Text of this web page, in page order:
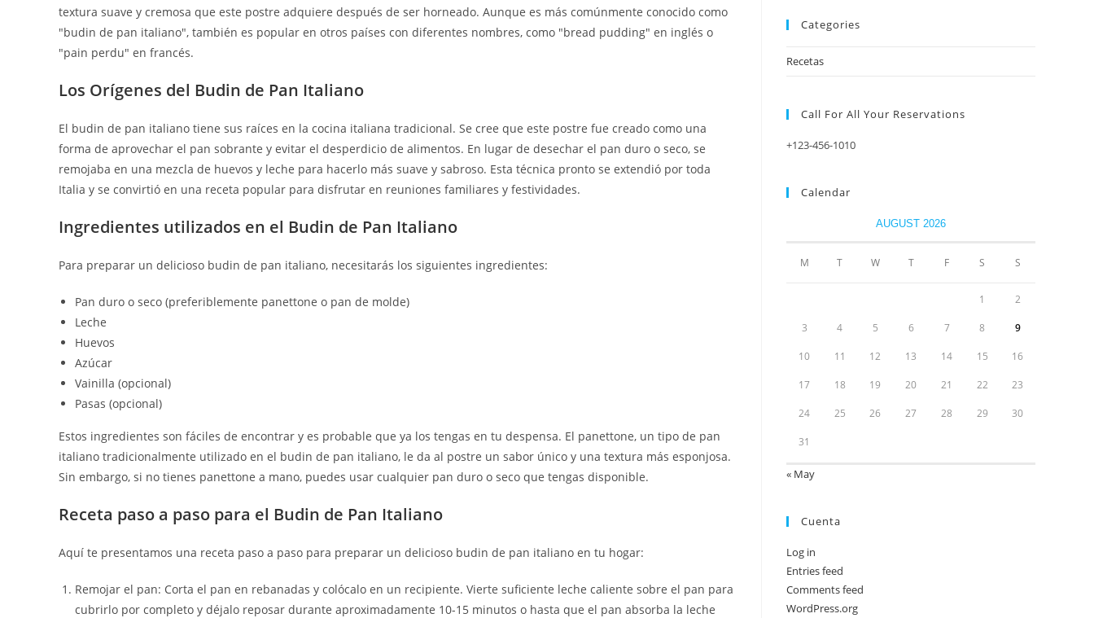
textura suave y cremosa que este postre adquiere después de ser horneado. Aunque es más comúnmente conocido como
"budin de pan italiano", también es popular en otros países con diferentes nombres, como "bread pudding" en inglés o
"pain perdu" en francés.
Los Orígenes del Budin de Pan Italiano
El budin de pan italiano tiene sus raíces en la cocina italiana tradicional. Se cree que este postre fue creado como una
forma de aprovechar el pan sobrante y evitar el desperdicio de alimentos. En lugar de desechar el pan duro o seco, se
remojaba en una mezcla de huevos y leche para hacerlo más suave y sabroso. Esta técnica pronto se extendió por toda
Italia y se convirtió en una receta popular para disfrutar en reuniones familiares y festividades.
Ingredientes utilizados en el Budin de Pan Italiano
Para preparar un delicioso budin de pan italiano, necesitarás los siguientes ingredientes:
Pan duro o seco (preferiblemente panettone o pan de molde)
Leche
Huevos
Azúcar
Vainilla (opcional)
Pasas (opcional)
Estos ingredientes son fáciles de encontrar y es probable que ya los tengas en tu despensa. El panettone, un tipo de pan
italiano tradicionalmente utilizado en el budin de pan italiano, le da al postre un sabor único y una textura más esponjosa.
Sin embargo, si no tienes panettone a mano, puedes usar cualquier pan duro o seco que tengas disponible.
Receta paso a paso para el Budin de Pan Italiano
Aquí te presentamos una receta paso a paso para preparar un delicioso budin de pan italiano en tu hogar:
Remojar el pan: Corta el pan en rebanadas y colócalo en un recipiente. Vierte suficiente leche caliente sobre el pan para
cubrirlo por completo y déjalo reposar durante aproximadamente 10-15 minutos o hasta que el pan absorba la leche
Categories
Recetas
Call For All Your​ Reservations
+123-456-1010
Calendar
AUGUST 2026
M T W T F S S
1 2
3 4 5 6 7 8 9
10 11 12 13 14 15 16
17 18 19 20 21 22 23
24 25 26 27 28 29 30
31
« May
Cuenta
Log in
Entries feed
Comments feed
WordPress.org